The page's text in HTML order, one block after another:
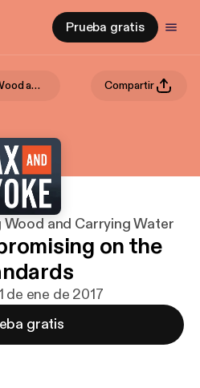
Prueba gratis
Ax & Yoke | Chopping Wood and Carrying Water Compartir
Wood and Carrying Water
on the
de ene de 2017
gratis